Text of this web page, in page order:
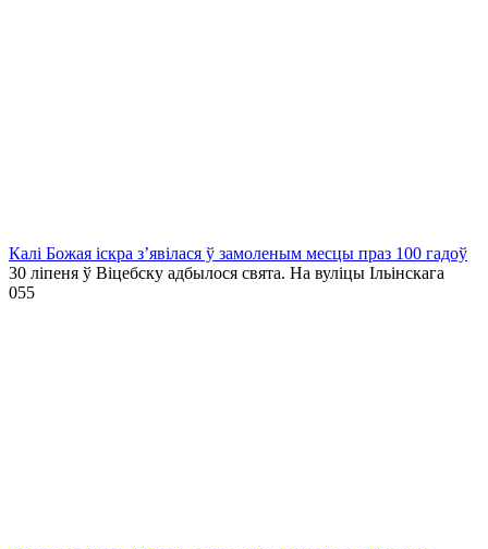
Калі Божая іскра з’явілася ў замоленым месцы праз 100 гадоў
30 ліпеня ў Віцебску адбылося свята. На вуліцы Ільінскага
055